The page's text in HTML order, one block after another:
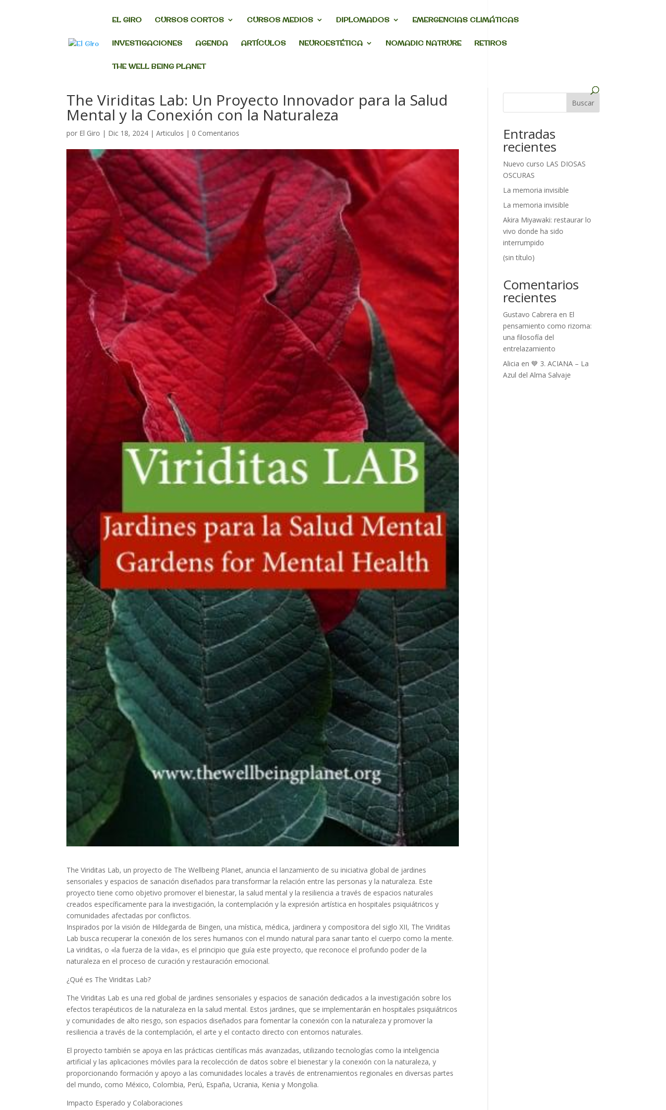
EL GIRO CURSOS CORTOS CURSOS MEDIOS DIPLOMADOS EMERGENCIAS CLIMÁTICAS
INVESTIGACIONES AGENDA ARTÍCULOS NEUROESTÉTICA NOMADIC NATRURE RETIROS
THE WELL BEING PLANET
The Viriditas Lab: Un Proyecto Innovador para la Salud
Mental y la Conexión con la Naturaleza
por El Giro | Dic 18, 2024 |Articulos | 0 Comentarios
The Viriditas Lab, un proyecto de The Wellbeing Planet, anuncia el lanzamiento de su iniciativa global de jardines
sensoriales y espacios de sanación diseñados para transformar la relación entre las personas y la naturaleza. Este
proyecto tiene como objetivo promover el bienestar, la salud mental y la resiliencia a través de espacios naturales
creados específicamente para la investigación, la contemplación y la expresión artística en hospitales psiquiátricos y
comunidades afectadas por conflictos.
Inspirados por la visión de Hildegarda de Bingen, una mística, médica, jardinera y compositora del siglo XII, The Viriditas
Lab busca recuperar la conexión de los seres humanos con el mundo natural para sanar tanto el cuerpo como la mente.
La viriditas, o «la fuerza de la vida», es el principio que guía este proyecto, que reconoce el profundo poder de la
naturaleza en el proceso de curación y restauración emocional.
¿Qué es The Viriditas Lab?
The Viriditas Lab es una red global de jardines sensoriales y espacios de sanación dedicados a la investigación sobre los
efectos terapéuticos de la naturaleza en la salud mental. Estos jardines, que se implementarán en hospitales psiquiátricos
y comunidades de alto riesgo, son espacios diseñados para fomentar la conexión con la naturaleza y promover la
resiliencia a través de la contemplación, el arte y el contacto directo con entornos naturales.
El proyecto también se apoya en las prácticas científicas más avanzadas, utilizando tecnologías como la inteligencia
artificial y las aplicaciones móviles para la recolección de datos sobre el bienestar y la conexión con la naturaleza, y
proporcionando formación y apoyo a las comunidades locales a través de entrenamientos regionales en diversas partes
del mundo, como México, Colombia, Perú, España, Ucrania, Kenia y Mongolia.
Impacto Esperado y Colaboraciones
Buscar
Entradas
recientes
Nuevo curso LAS DIOSAS
OSCURAS
La memoria invisible
La memoria invisible
Akira Miyawaki: restaurar lo
vivo donde ha sido
interrumpido
(sin título)
Comentarios
recientes
Gustavo Cabrera en El
pensamiento como rizoma:
una filosofía del
entrelazamiento
Alicia en 💙 3. ACIANA – La
Azul del Alma Salvaje